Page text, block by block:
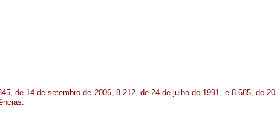
de 14 de setembro de 2006, 8.212, de 24 de julho de 1991, e 8.685, de 20